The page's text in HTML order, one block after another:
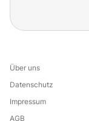
Über uns
Datenschutz
Impressum
AGB